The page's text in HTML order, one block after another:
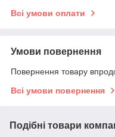
Всі умови оплати
Умови повернення
Повернення товару
Всі умови повернення
Подібні товари